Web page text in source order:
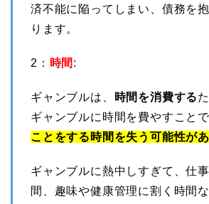
済不能に陥ってしまい、債務を
ります。
2： 時間 :
ギャンブルは、 時間を消費する
ギャンブルに時間を費やすことで
ことをする時間を失う可能性が
ギャンブルに熱中しすぎて、仕
間、趣味や健康管理に割く時間